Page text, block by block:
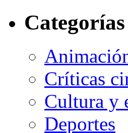
Categorías
Críticas
Cultura y
Deportes